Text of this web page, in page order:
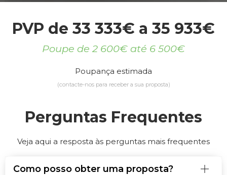
PVP de 33 333€ a 35 933€
Poupe de 2 600€ até 6 500€
Poupança estimada
(contacte-nos para receber a sua proposta)
Perguntas Frequentes
Veja aqui a resposta às perguntas mais frequentes
Como posso obter uma proposta?